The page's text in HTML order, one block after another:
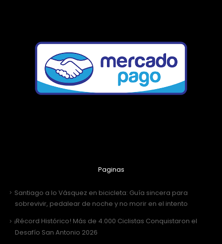
Paginas
Santiago a lo Vásquez en bicicleta: Guía sincera para
sobrevivir, pedalear de noche y no morir en el intento
¡Récord Histórico! Más de 4.000 Ciclistas Conquistaron el
Desafío San Antonio 2026